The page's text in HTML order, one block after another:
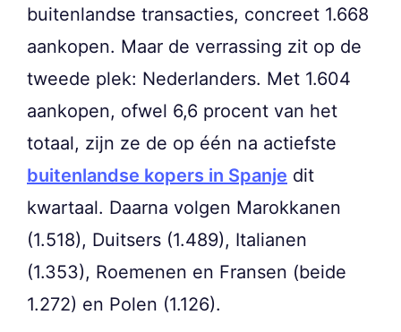
buitenlandse transacties, concreet 1.668
aankopen. Maar de verrassing zit op de
tweede plek: Nederlanders. Met 1.604
aankopen, ofwel 6,6 procent van het
totaal, zijn ze de op één na actiefste
buitenlandse kopers in Spanje dit
kwartaal. Daarna volgen Marokkanen
(1.518), Duitsers (1.489), Italianen
(1.353), Roemenen en Fransen (beide
1.272) en Polen (1.126).